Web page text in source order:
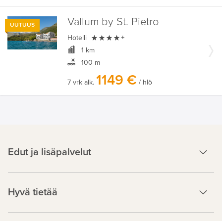
UUTUUS Vallum by St. Pietro
Hotelli  +
1 km
100 m
7 vrk alk. 1149 € / hlö
Edut ja lisäpalvelut
Hyvä tietää